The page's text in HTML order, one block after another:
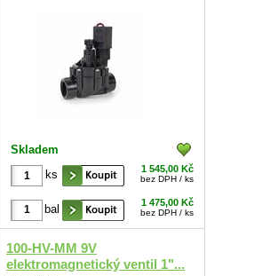
Skladem
ks
1 545,00 Kč
bez DPH / ks
bal 1 475,00 Kč
bez DPH / ks
100-HV-MM 9V
elektromagnetický ventil 1"...